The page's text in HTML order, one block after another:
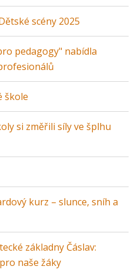
scény 2025
pedagogy" nabídla
škole
si změřili síly ve šplhu
kurz – slunce, sníh a
základny Čáslav:
naše žáky